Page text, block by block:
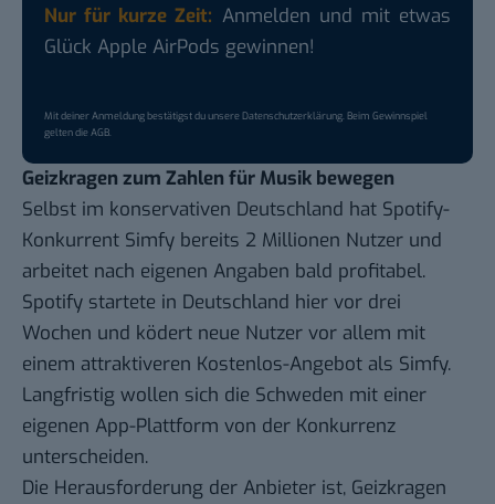
Nur für kurze Zeit: Anmelden und mit etwas
Glück Apple AirPods gewinnen!
Mit deiner Anmeldung bestätigst du unsereDatenschutzerklärung. Beim Gewinnspiel
gelten dieAGB.
Geizkragen zum Zahlen für Musik bewegen
Selbst im konservativen Deutschland hat Spotify-
Konkurrent Simfy bereits 2 Millionen Nutzer und
arbeitet nach eigenen Angaben bald profitabel.
Spotify startete in Deutschland hier vor drei
Wochen und ködert neue Nutzer vor allem mit
einem attraktiveren Kostenlos-Angebot als Simfy.
Langfristig wollen sich die Schweden mit einer
eigenen App-Plattform von der Konkurrenz
unterscheiden.
Die Herausforderung der Anbieter ist, Geizkragen